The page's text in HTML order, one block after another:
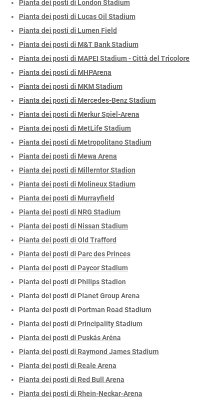
Pianta dei posti di London Stadium
Pianta dei posti di Lucas Oil Stadium
Pianta dei posti di Lumen Field
Pianta dei posti di M&T Bank Stadium
Pianta dei posti di MAPEI Stadium - Città del Tricolore
Pianta dei posti di MHPArena
Pianta dei posti di MKM Stadium
Pianta dei posti di Mercedes-Benz Stadium
Pianta dei posti di Merkur Spiel-Arena
Pianta dei posti di MetLife Stadium
Pianta dei posti di Metropolitano Stadium
Pianta dei posti di Mewa Arena
Pianta dei posti di Millerntor Stadion
Pianta dei posti di Molineux Stadium
Pianta dei posti di Murrayfield
Pianta dei posti di NRG Stadium
Pianta dei posti di Nissan Stadium
Pianta dei posti di Old Trafford
Pianta dei posti di Parc des Princes
Pianta dei posti di Paycor Stadium
Pianta dei posti di Philips Stadion
Pianta dei posti di Planet Group Arena
Pianta dei posti di Portman Road Stadium
Pianta dei posti di Principality Stadium
Pianta dei posti di Puskás Aréna
Pianta dei posti di Raymond James Stadium
Pianta dei posti di Reale Arena
Pianta dei posti di Red Bull Arena
Pianta dei posti di Rhein-Neckar-Arena